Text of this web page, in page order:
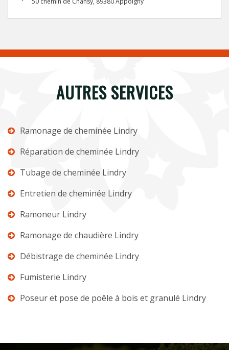
AUTRES SERVICES
Ramonage de cheminée Lindry
Réparation de cheminée Lindry
Tubage de cheminée Lindry
Entretien de cheminée Lindry
Ramoneur Lindry
Ramonage de chaudière Lindry
Débistrage de cheminée Lindry
Fumisterie Lindry
Poseur et pose de poêle à bois et granulé Lindry